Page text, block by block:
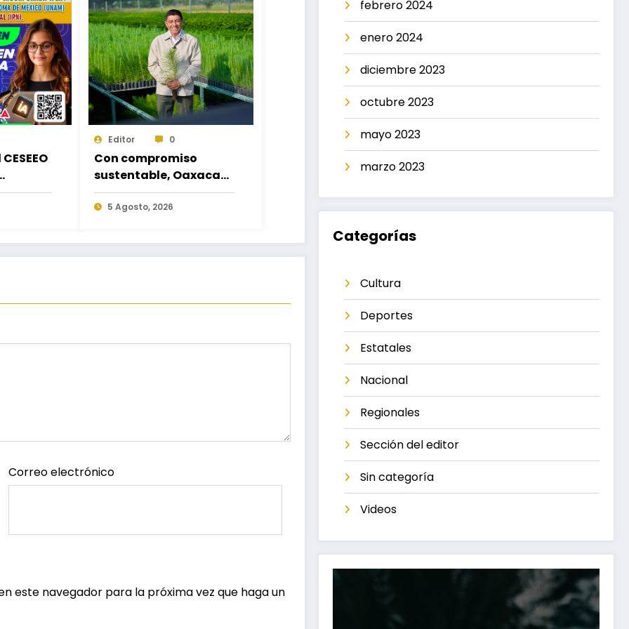
a
Editor 0
Con compromiso
sustentable, Oaxaca
hará equipo en la
Jornada Nacional de
5 Agosto, 2026
Correo electrónico
este navegador para la próxima vez que haga un
febrero 2024
enero 2024
diciembre 2023
octubre 2023
mayo 2023
marzo 2023
Categorías
Cultura
Deportes
Estatales
Nacional
Regionales
Sección del editor
Sin categoría
Videos